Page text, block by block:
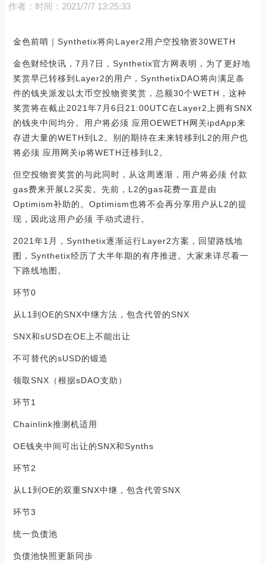
作者： 时间：2021/7/7 13:25:33
金色前哨｜Synthetix将向Layer2用户空投物资30WETH
金色财经快讯，7月7日，Synthetix官方网表明，为了更好地
奖赏早已转移到Layer2的用户，SynthetixDAO将向满足条
件的钱夹派发以太币空投物资奖赏，总额30个WETH，这种
奖赏将在截止2021年7月6日21:00UTC在Layer2上拥有SNX
的钱夹中间均分。用户将必须 应用OEWETH网关ipdApp来
存进大量的WETH到L2。别的期待在未来转移到L2的用户也
将必须 应用网关ip将WETH迁移到L2。
但空投物资奖赏的与此同时，从这周逐渐，用户将必须 付款
gas费来开展L2买卖。先前，L2的gas花费一直是由
Optimism补助的。Optimism也将不会再分享用户从L2的提
现，因此这用户必须 手动式进行。
2021年1月，Synthetix逐渐运行Layer2方案，回望路线地
图，Synthetix经历了大半年期的有序推进。大家来详尽看一
下路线地图。
环节0
从L1到OE的SNX中继方法，包含代管的SNX
SNX和sUSD在OE上不能出让
不可替代的sUSD的锻造
领取SNX（根据sDAO支助）
环节1
Chainlink推测机适用
OE钱夹中间可出让的SNX和Synths
环节2
从L1到OE的双重SNX中继，包含代管SNX
环节3
统一负债池
负债池快照更新同歩